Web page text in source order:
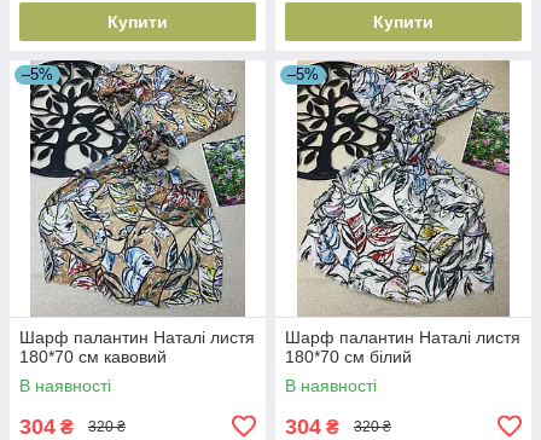
Купити Купити
–5%
Шарф палантин Наталі листя
180*70 см кавовий
В наявності
304 ₴ 320 ₴
–5%
Шарф палантин Наталі листя
180*70 см білий
В наявності
304 ₴ 320 ₴